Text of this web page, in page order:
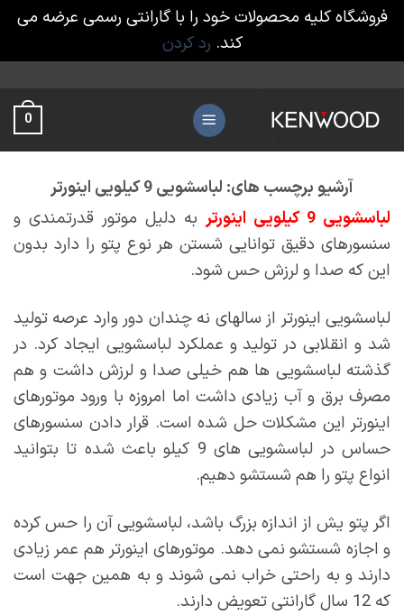
فروشگاه کلیه محصولات خود را با گارانتی رسمی عرضه می
کند. رد کردن
content
0
آرشیو برچسب های: لباسشویی 9 کیلویی اینورتر
لباسشویی 9 کیلویی اینورتر
به دلیل موتور قدرتمندی و
سنسورهای دقیق توانایی شستن هر نوع پتو را دارد بدون
این که صدا و لرزش حس شود.
لباسشویی اینورتر از سالهای نه چندان دور وارد عرصه تولید
شد و انقلابی در تولید و عملکرد لباسشویی ایجاد کرد. در
گذشته لباسشویی ها هم خیلی صدا و لرزش داشت و هم
مصرف برق و آب زیادی داشت اما امروزه با ورود موتورهای
اینورتر این مشکلات حل شده است. قرار دادن سنسورهای
حساس در لباسشویی های 9 کیلو باعث شده تا بتوانید
انواع پتو را هم شستشو دهیم.
اگر پتو یش از اندازه بزرگ باشد، لباسشویی آن را حس کرده
و اجازه شستشو نمی دهد. موتورهای اینورتر هم عمر زیادی
دارند و به راحتی خراب نمی شوند و به همین جهت است
که 12 سال گارانتی تعویض دارند.